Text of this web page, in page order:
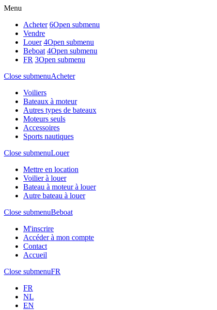
Menu
Acheter 6Open submenu
Vendre
Louer 4Open submenu
Beboat 4Open submenu
FR 3Open submenu
Close submenuAcheter
Voiliers
Bateaux à moteur
Autres types de bateaux
Moteurs seuls
Accessoires
Sports nautiques
Close submenuLouer
Mettre en location
Voilier à louer
Bateau à moteur à louer
Autre bateau à louer
Close submenuBeboat
M'inscrire
Accéder à mon compte
Contact
Accueil
Close submenuFR
FR
NL
EN